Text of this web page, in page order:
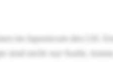
im Japonicum des LSI.
sind nicht nur Sushi,